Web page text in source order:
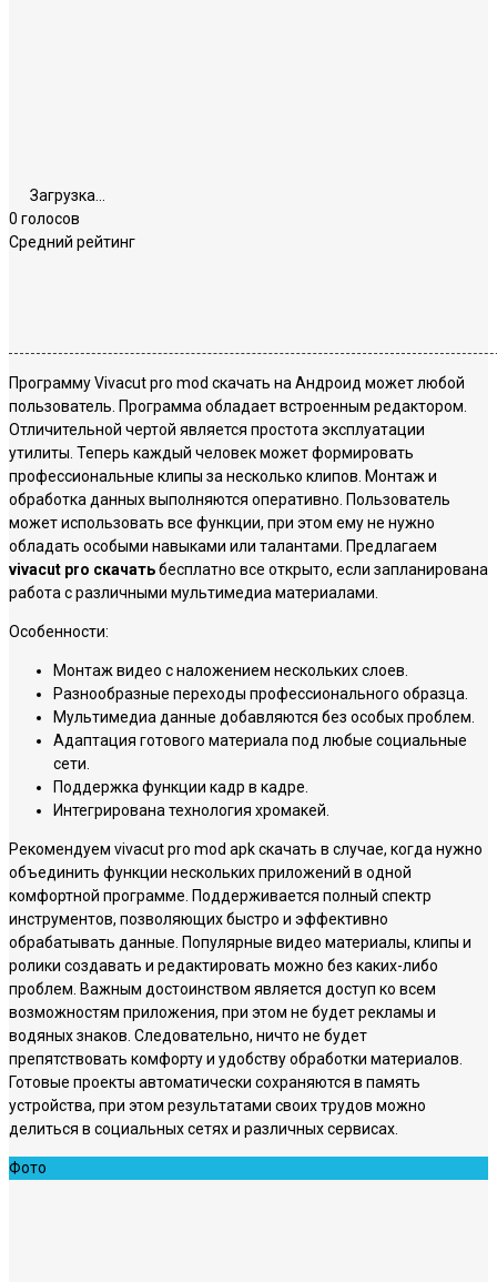
Загрузка...
0 голосов
Средний рейтинг
Программу Vivacut pro mod скачать на Андроид может любой
пользователь. Программа обладает встроенным редактором.
Отличительной чертой является простота эксплуатации
утилиты. Теперь каждый человек может формировать
профессиональные клипы за несколько клипов. Монтаж и
обработка данных выполняются оперативно. Пользователь
может использовать все функции, при этом ему не нужно
обладать особыми навыками или талантами. Предлагаем
vivacut pro скачатьбесплатно все открыто, если запланирована
работа с различными мультимедиа материалами.
Особенности:
Монтаж видео с наложением нескольких слоев.
Разнообразные переходы профессионального образца.
Мультимедиа данные добавляются без особых проблем.
Адаптация готового материала под любые социальные
сети.
Поддержка функции кадр в кадре.
Интегрирована технология хромакей.
Рекомендуем vivacut pro mod apk скачать в случае, когда нужно
объединить функции нескольких приложений в одной
комфортной программе. Поддерживается полный спектр
инструментов, позволяющих быстро и эффективно
обрабатывать данные. Популярные видео материалы, клипы и
ролики создавать и редактировать можно без каких-либо
проблем. Важным достоинством является доступ ко всем
возможностям приложения, при этом не будет рекламы и
водяных знаков. Следовательно, ничто не будет
препятствовать комфорту и удобству обработки материалов.
Готовые проекты автоматически сохраняются в память
устройства, при этом результатами своих трудов можно
делиться в социальных сетях и различных сервисах.
Фото